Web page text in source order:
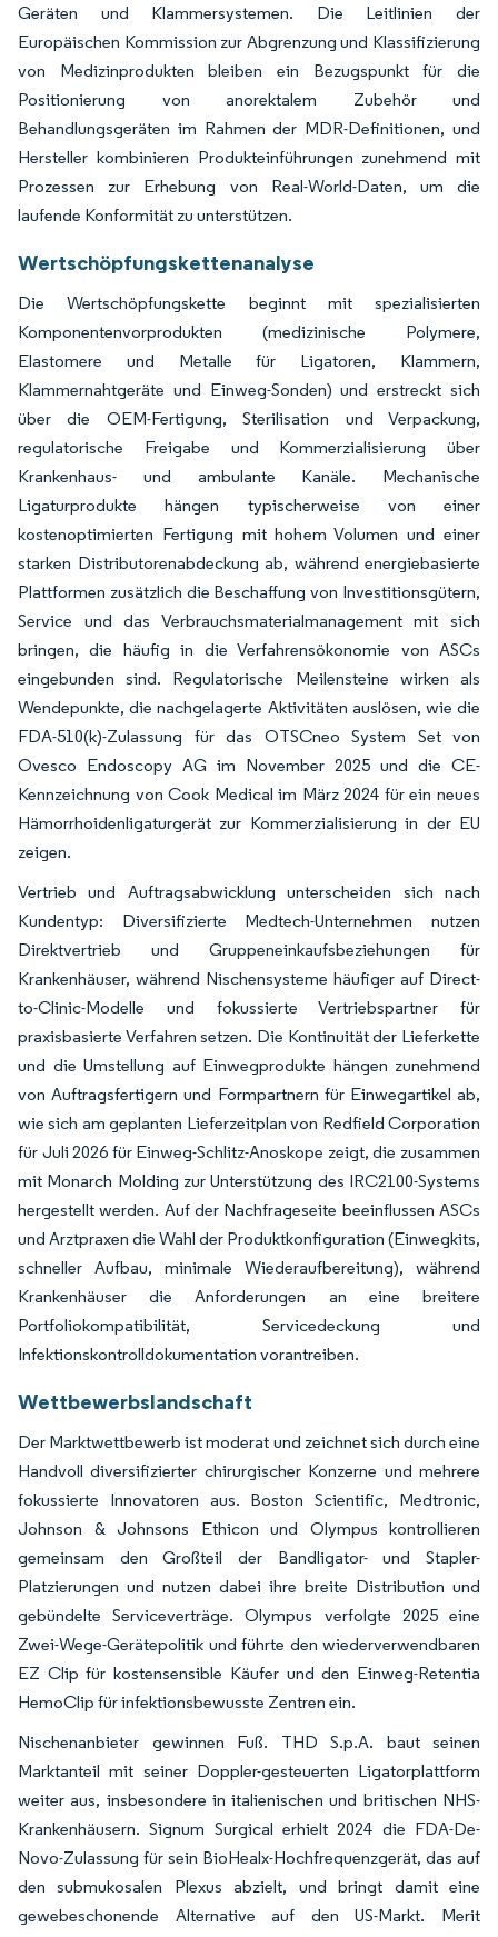
Geräten und Klammersystemen. Die Leitlinien der
Europäischen Kommission zur Abgrenzung und Klassifizierung
von Medizinprodukten bleiben ein Bezugspunkt für die
Positionierung von anorektalem Zubehör und
Behandlungsgeräten im Rahmen der MDR-Definitionen, und
Hersteller kombinieren Produkteinführungen zunehmend mit
Prozessen zur Erhebung von Real-World-Daten, um die
laufende Konformität zu unterstützen.
Wertschöpfungskettenanalyse
Die Wertschöpfungskette beginnt mit spezialisierten
Komponentenvorprodukten (medizinische Polymere,
Elastomere und Metalle für Ligatoren, Klammern,
Klammernahtgeräte und Einweg-Sonden) und erstreckt sich
über die OEM-Fertigung, Sterilisation und Verpackung,
regulatorische Freigabe und Kommerzialisierung über
Krankenhaus- und ambulante Kanäle. Mechanische
Ligaturprodukte hängen typischerweise von einer
kostenoptimierten Fertigung mit hohem Volumen und einer
starken Distributorenabdeckung ab, während energiebasierte
Plattformen zusätzlich die Beschaffung von Investitionsgütern,
Service und das Verbrauchsmaterialmanagement mit sich
bringen, die häufig in die Verfahrensökonomie von ASCs
eingebunden sind. Regulatorische Meilensteine wirken als
Wendepunkte, die nachgelagerte Aktivitäten auslösen, wie die
FDA-510(k)-Zulassung für das OTSCneo System Set von
Ovesco Endoscopy AG im November 2025 und die CE-
Kennzeichnung von Cook Medical im März 2024 für ein neues
Hämorrhoidenligaturgerät zur Kommerzialisierung in der EU
zeigen.
Vertrieb und Auftragsabwicklung unterscheiden sich nach
Kundentyp: Diversifizierte Medtech-Unternehmen nutzen
Direktvertrieb und Gruppeneinkaufsbeziehungen für
Krankenhäuser, während Nischensysteme häufiger auf Direct-
to-Clinic-Modelle und fokussierte Vertriebspartner für
praxisbasierte Verfahren setzen. Die Kontinuität der Lieferkette
und die Umstellung auf Einwegprodukte hängen zunehmend
von Auftragsfertigern und Formpartnern für Einwegartikel ab,
wie sich am geplanten Lieferzeitplan von Redfield Corporation
für Juli 2026 für Einweg-Schlitz-Anoskope zeigt, die zusammen
mit Monarch Molding zur Unterstützung des IRC2100-Systems
hergestellt werden. Auf der Nachfrageseite beeinflussen ASCs
und Arztpraxen die Wahl der Produktkonfiguration (Einwegkits,
schneller Aufbau, minimale Wiederaufbereitung), während
Krankenhäuser die Anforderungen an eine breitere
Portfoliokompatibilität, Servicedeckung und
Infektionskontrolldokumentation vorantreiben.
Wettbewerbslandschaft
Der Marktwettbewerb ist moderat und zeichnet sich durch eine
Handvoll diversifizierter chirurgischer Konzerne und mehrere
fokussierte Innovatoren aus. Boston Scientific, Medtronic,
Johnson & Johnsons Ethicon und Olympus kontrollieren
gemeinsam den Großteil der Bandligator- und Stapler-
Platzierungen und nutzen dabei ihre breite Distribution und
gebündelte Serviceverträge. Olympus verfolgte 2025 eine
Zwei-Wege-Gerätepolitik und führte den wiederverwendbaren
EZ Clip für kostensensible Käufer und den Einweg-Retentia
HemoClip für infektionsbewusste Zentren ein.
Nischenanbieter gewinnen Fuß. THD S.p.A. baut seinen
Marktanteil mit seiner Doppler-gesteuerten Ligatorplattform
weiter aus, insbesondere in italienischen und britischen NHS-
Krankenhäusern. Signum Surgical erhielt 2024 die FDA-De-
Novo-Zulassung für sein BioHealx-Hochfrequenzgerät, das auf
den submukosalen Plexus abzielt, und bringt damit eine
gewebeschonende Alternative auf den US-Markt. Merit